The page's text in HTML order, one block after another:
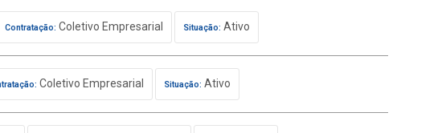
Contratação: Coletivo Empresarial Situação: Ativo
Coletivo Empresarial Situação: Ativo